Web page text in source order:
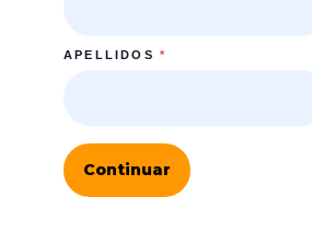
APELLIDOS *
Continuar